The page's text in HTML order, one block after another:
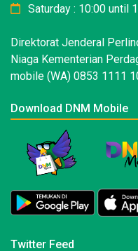
Saturday : 10:00 until
Direktorat Jenderal
Niaga Kementerian
mobile (WA) 0853 1111
Download DNM Mobile
Twitter Feed